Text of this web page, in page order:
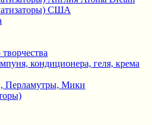
США
кондиционера, геля, крема
Перламутры, Мики